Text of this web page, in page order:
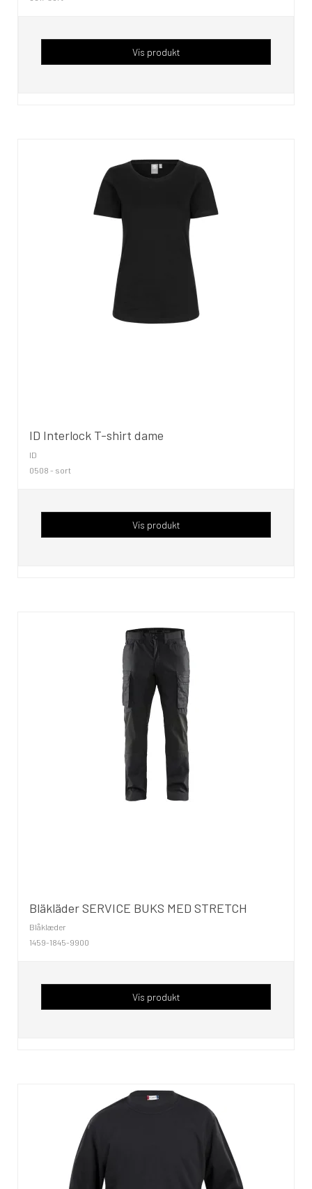
Vis produkt
ID Interlock T-shirt dame
ID
0508 - sort
Vis produkt
Bläkläder SERVICE BUKS MED STRETCH
Blåklæder
1459-1845-9900
Vis produkt